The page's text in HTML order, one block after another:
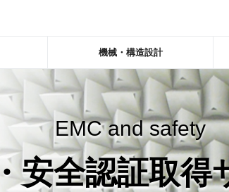
機械・構造設計
EMC and safety
安全認証取得